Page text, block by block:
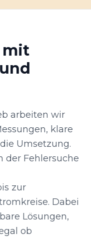
mit
arbeiten wir
klare
Umsetzung.
der Fehlersuche
zur
Dabei
Lösungen,
ob